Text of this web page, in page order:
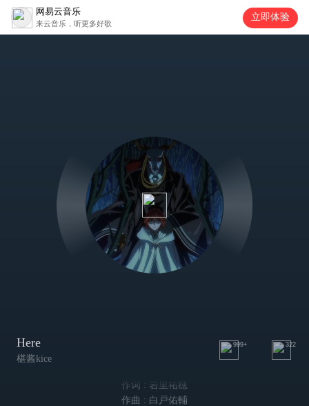
网易云音乐
来云音乐，听更多好歌
立即体验
Here
椹酱kice
999+ 322
作词 : 岩里祐穂
作曲 : 白戸佑輔